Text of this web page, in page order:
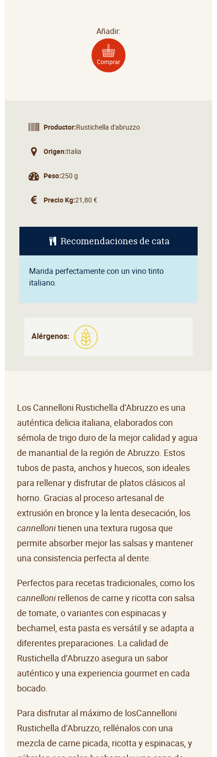
Añadir:
Comprar
Productor:Rustichella d'abruzzo
Origen:Italia
Peso:250 g
Precio Kg:21,80 €
Recomendaciones de cata
Marida perfectamente con un vino tinto
italiano.
Alérgenos:
Los Cannelloni Rustichella d’Abruzzo es una
auténtica delicia italiana, elaborados con
sémola de trigo duro de la mejor calidad y agua
de manantial de la región de Abruzzo. Estos
tubos de pasta, anchos y huecos, son ideales
para rellenar y disfrutar de platos clásicos al
horno. Gracias al proceso artesanal de
extrusión en bronce y la lenta desecación, los
cannellonitienen una textura rugosa que
permite absorber mejor las salsas y mantener
una consistencia perfecta al dente.
Perfectos para recetas tradicionales, como los
cannelloni rellenos de carne y ricotta con salsa
de tomate, o variantes con espinacas y
bechamel, esta pasta es versátil y se adapta a
diferentes preparaciones. La calidad de
Rustichella d’Abruzzo asegura un sabor
auténtico y una experiencia gourmet en cada
bocado.
Para disfrutar al máximo de losCannelloni
Rustichella d’Abruzzo, rellénalos con una
mezcla de carne picada, ricotta y espinacas, y